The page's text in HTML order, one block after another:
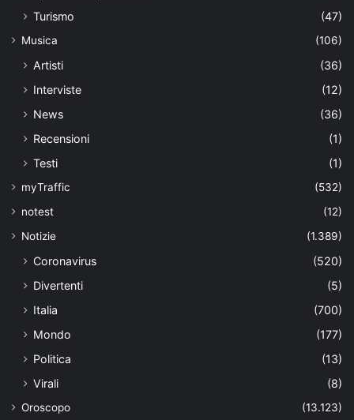
Turismo
(47)
Musica (106)
Artisti
(36)
Interviste
(12)
News
(36)
Recensioni
(1)
Testi
(1)
myTraffic
(532)
notest
(12)
Notizie
(1.389)
Coronavirus
(520)
Divertenti
(5)
Italia
(700)
Mondo
(177)
Politica
(13)
Virali
(8)
Oroscopo (13.123)